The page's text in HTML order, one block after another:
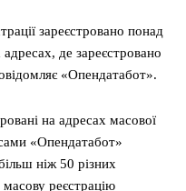
зареєстровано понад
де зареєстровано
«Опендатабот».
на адресах масової
«Опендатабот»
ніж 50 різних
реєстрацію